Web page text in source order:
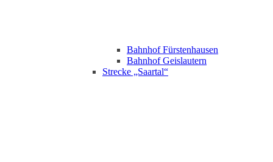
Bahnhof Fürstenhausen
Bahnhof Geislautern
Strecke „Saartal“